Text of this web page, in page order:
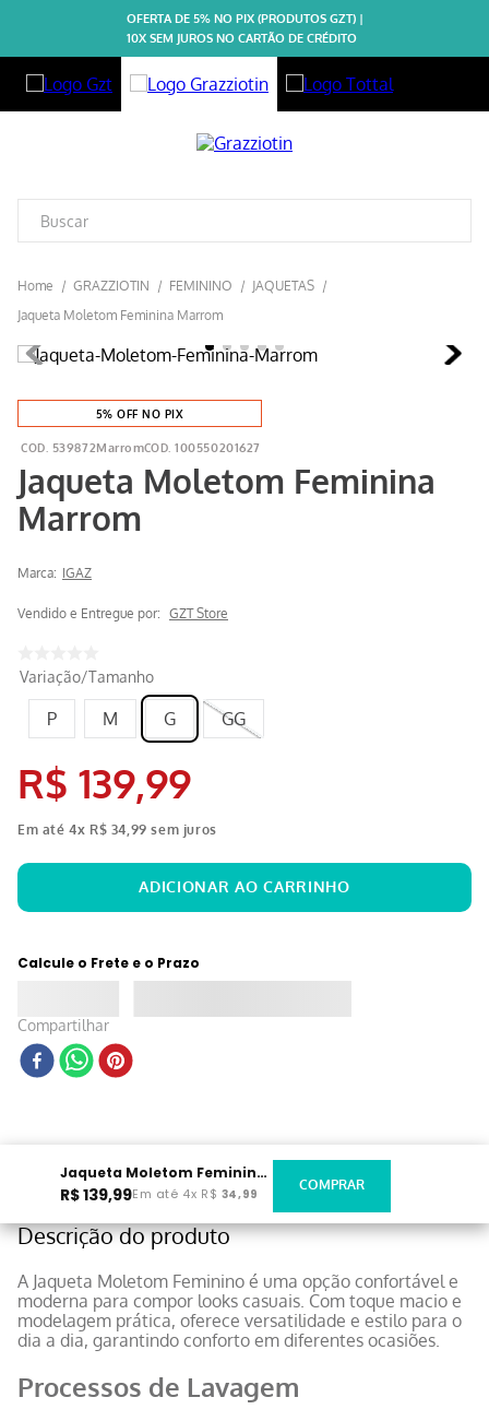
OFERTA DE 5% NO PIX (PRODUTOS GZT) |
10X SEM JUROS NO CARTÃO DE CRÉDITO
GRAZZIOTIN FEMININO
JAQUETAS
Jaqueta Moletom Feminina Marrom
5% OFF NO PIX
539872Marrom 100550201627
Jaqueta Moletom Feminina
Marrom
Marca: IGAZ
Vendido e Entregue por: GZT Store
Variação/Tamanho
P M G GG
R$ 139,99
Em até4x R$ 34 99 sem juros
Calcule o Frete e o Prazo
Compartilhar
Jaqueta Moletom Feminina Marrom
R$139,99Em até 4x R$ 34,99
Descrição do produto
A Jaqueta Moletom Feminino é uma opção confortável e
moderna para compor looks casuais. Com toque macio e
modelagem prática, oferece versatilidade e estilo para o
dia a dia, garantindo conforto em diferentes ocasiões.
Processos de Lavagem